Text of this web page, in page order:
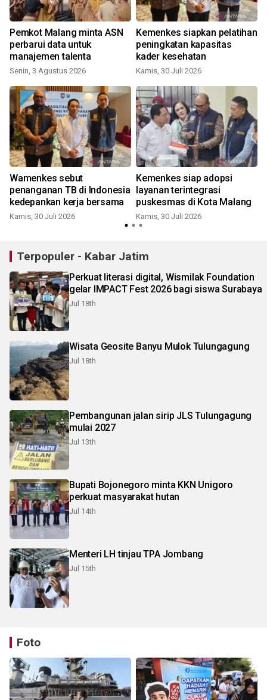
Pemkot Malang minta ASN
perbarui data untuk
manajemen talenta
Senin, 3 Agustus 2026
Kemenkes siapkan pelatihan
peningkatan kapasitas
kader kesehatan
Kamis, 30 Juli 2026
Wamenkes sebut
penanganan TB di Indonesia
kedepankan kerja bersama
Kamis, 30 Juli 2026
Kemenkes siap adopsi
layanan terintegrasi
puskesmas di Kota Malang
Kamis, 30 Juli 2026
Terpopuler - Kabar Jatim
Perkuat literasi digital, Wismilak Foundation
gelar IMPACT Fest 2026 bagi siswa Surabaya
Jul 18th
Wisata Geosite Banyu Mulok Tulungagung
Jul 18th
Pembangunan jalan sirip JLS Tulungagung
mulai 2027
Jul 13th
Bupati Bojonegoro minta KKN Unigoro
perkuat masyarakat hutan
Jul 14th
Menteri LH tinjau TPA Jombang
Jul 15th
Foto